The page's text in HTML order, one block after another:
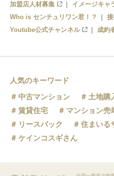
加盟店人材募集
イメージキャ
Who is センチュリワン君！？
Youtube公式チャンネル
成約
人気のキーワード
中古マンション
土地購
賃貸住宅
マンション売
リースバック
住まいる
ケインコスギさん